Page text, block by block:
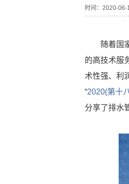
时间：2020-06-
随着国
的高技术服
术性强、利
“2020(第十
分享了排水